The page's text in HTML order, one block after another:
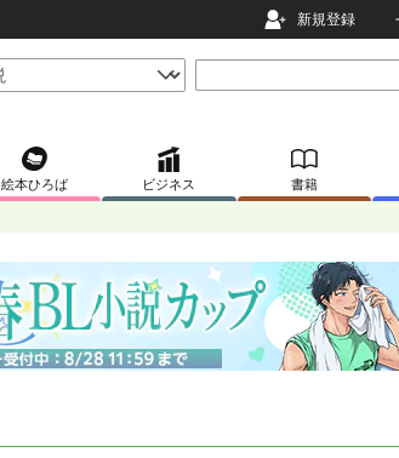
新規登録
絵本ひろば ビジネス 書籍